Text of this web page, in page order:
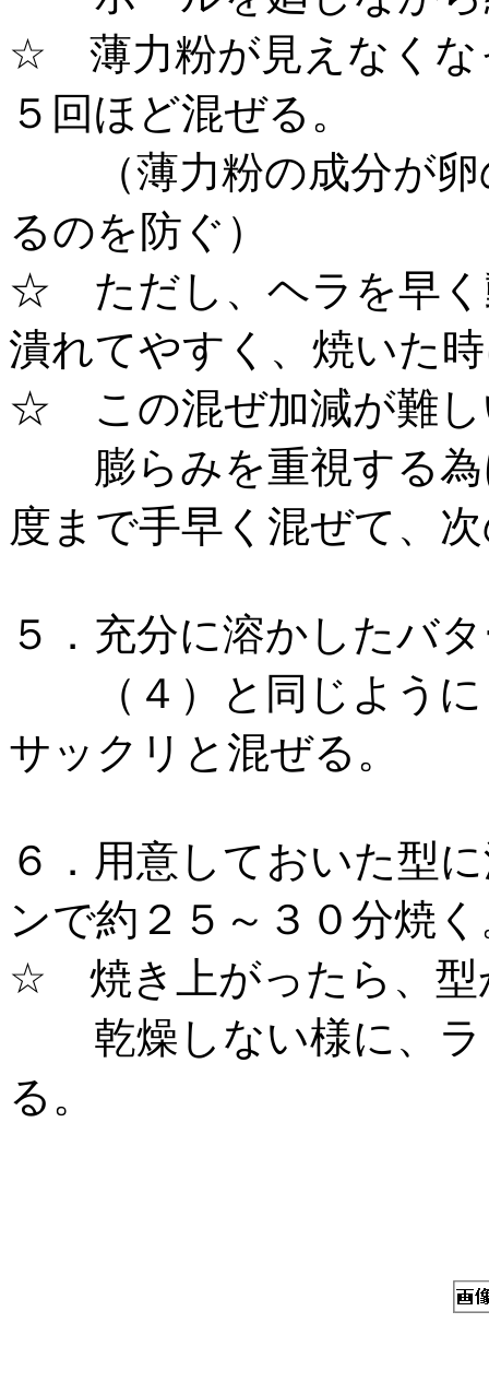
☆ 薄力粉が見えなくな
５回ほど混ぜる。
（薄力粉の成分が卵
るのを防ぐ）
☆ ただし、ヘラを早く
潰れてやすく、焼いた
☆ この混ぜ加減が難し
膨らみを重視する為
度まで手早く混ぜて、
５．充分に溶かしたバ
（４）と同じように
サックリと混ぜる。
６．用意しておいた型
ンで約２５～３０分焼
☆ 焼き上がったら、型
乾燥しない様に、ラ
る。